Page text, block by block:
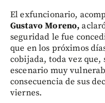
El exfuncionario,
Gustavo Moreno,
seguridad le fue
que en los próximos
cobijada, toda vez que,
escenario muy
consecuencia de sus
viernes.